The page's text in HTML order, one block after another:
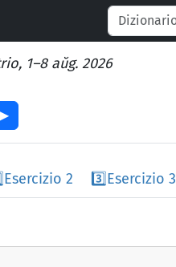
1–8 aŭg. 2026
▶︎
Esercizio 2 3️⃣Esercizio 3